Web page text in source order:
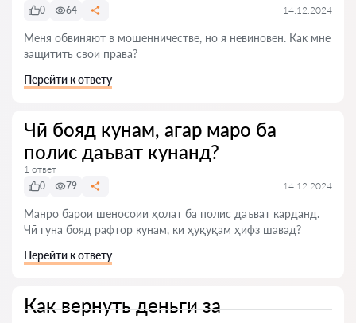
0
64 14.12.2024
Меня обвиняют в мошенничестве, но я невиновен. Как мне
защитить свои права?
Перейти к ответу
Чӣ бояд кунам, агар маро ба
полис даъват кунанд?
1 ответ
0
79 14.12.2024
Манро барои шеносоии ҳолат ба полис даъват карданд.
Чӣ гуна бояд рафтор кунам, ки ҳуқуқам ҳифз шавад?
Перейти к ответу
Как вернуть деньги за